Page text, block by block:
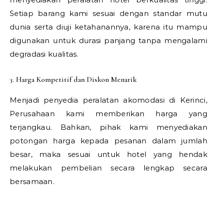
Setiap barang kami sesuai dengan standar mutu
dunia serta diuji ketahanannya, karena itu mampu
digunakan untuk durasi panjang tanpa mengalami
degradasi kualitas.
3. Harga Kompetitif dan Diskon Menarik
Menjadi penyedia peralatan akomodasi di Kerinci,
Perusahaan kami memberikan harga yang
terjangkau. Bahkan, pihak kami menyediakan
potongan harga kepada pesanan dalam jumlah
besar, maka sesuai untuk hotel yang hendak
melakukan pembelian secara lengkap secara
bersamaan.